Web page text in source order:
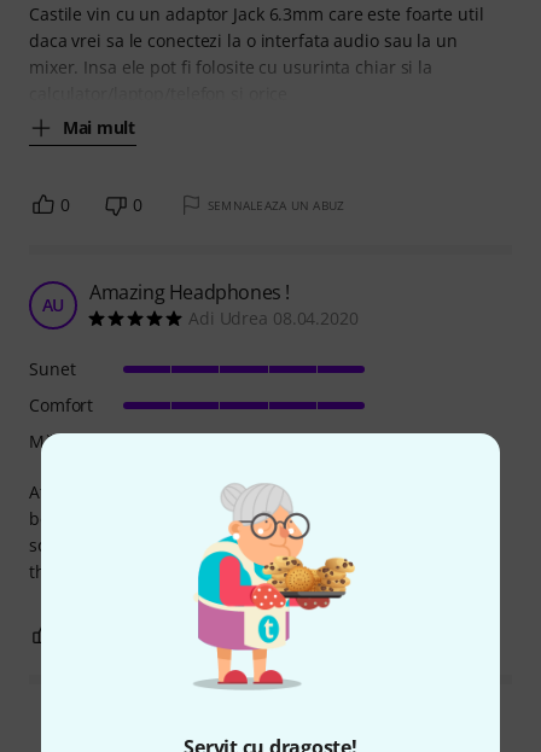
Castile vin cu un adaptor Jack 6.3mm care este foarte util
daca vrei sa le conectezi la o interfata audio sau la un
mixer. Insa ele pot fi folosite cu usurinta chiar si la
Mai mult
0 0 SEMNALEAZA UN ABUZ
AU Amazing Headphones !
Adi Udrea 08.04.2020
At first I had the feeling that these HP are low quality
because of the price but I was amazed how good they
sound and how comfortable they are . I strongly recomend
them !
Sunet
Comfort
Măiestrie
SEMNALEAZA UN ABUZ